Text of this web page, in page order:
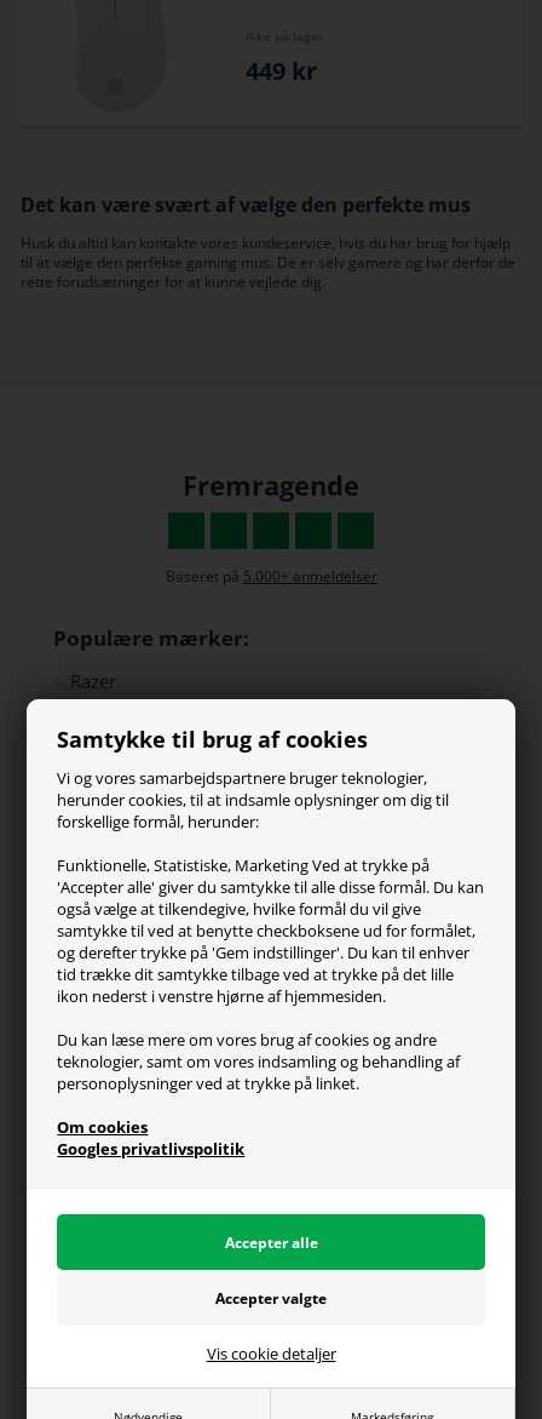
Samtykke til brug af cookies
Vi og vores samarbejdspartnere bruger teknologier,
herunder cookies, til at indsamle oplysninger om dig til
forskellige formål, herunder:
Funktionelle, Statistiske, Marketing Ved at trykke på
'Accepter alle' giver du samtykke til alle disse formål. Du kan
også vælge at tilkendegive, hvilke formål du vil give
samtykke til ved at benytte checkboksene ud for formålet,
og derefter trykke på 'Gem indstillinger'. Du kan til enhver
tid trække dit samtykke tilbage ved at trykke på det lille
ikon nederst i venstre hjørne af hjemmesiden.
Du kan læse mere om vores brug af cookies og andre
teknologier, samt om vores indsamling og behandling af
personoplysninger ved at trykke på linket.
Om cookies
Googles privatlivspolitik
Vis cookie detaljer
449 kr
Det kan være svært af vælge den perfekte mus
Husk du altid kan kontakte vores kundeservice, hvis du har brug for hjælp
til at vælge den perfekte gaming mus. De er selv gamere og har derfor de
rette forudsætninger for at kunne vejlede dig.
Fremragende
Baseret på 5.000+ anmeldelser
Populære mærker:
Razer
SteelSeries
ZOWIE
Turtle Beach
Kundeservice
Kontakt os
FAQ
Handelsvilkår
Reklamation
Generel info
Om os
Fragt og levering
Du kan altid ringe til os på telefon 98374333